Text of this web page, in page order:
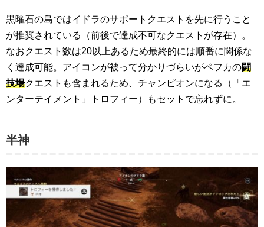
黒曜石の島ではイドラのサポートクエストを先に行うこと
が推奨されている（前後で達成不可なクエストが存在）。
なおクエスト数は20以上あるため最終的には順番に関係な
く達成可能。アイコンが被って分かりづらいがペフカの闘
技場クエストも含まれるため、チャンピオンになる（「エ
ンターテイメント」トロフィー）もセットで忘れずに。
半神